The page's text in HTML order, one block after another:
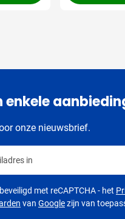
enkele
onze nieuwsbrief.
met reCAPTCHA - het
van Googlezijn van